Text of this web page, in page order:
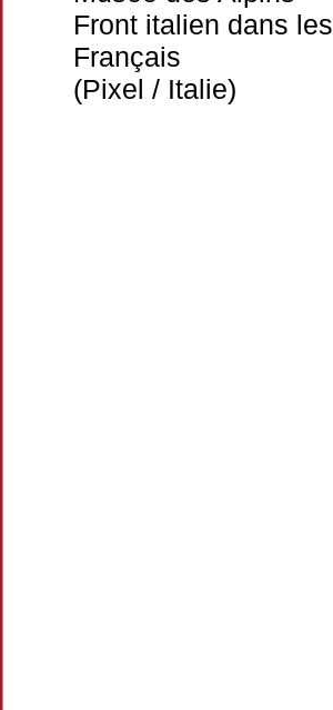
Front italien dans
Français
(Pixel / Italie)